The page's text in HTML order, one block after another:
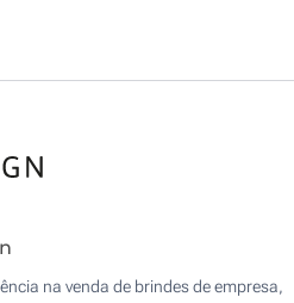
na venda de brindes de empresa,